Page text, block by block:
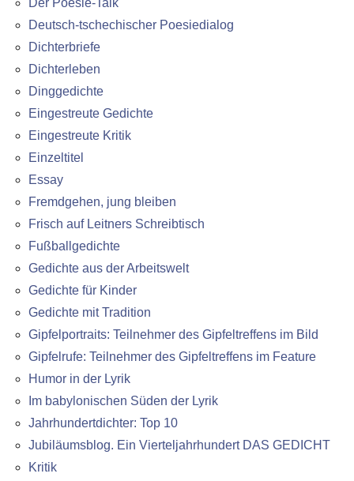
Deutsch-tschechischer Poesiedialog
Dichterbriefe
Dichterleben
Dinggedichte
Eingestreute Gedichte
Eingestreute Kritik
Einzeltitel
Essay
Fremdgehen, jung bleiben
Frisch auf Leitners Schreibtisch
Fußballgedichte
Gedichte aus der Arbeitswelt
Gedichte für Kinder
Gedichte mit Tradition
Gipfelportraits: Teilnehmer des Gipfeltreffens im Bild
Gipfelrufe: Teilnehmer des Gipfeltreffens im Feature
Humor in der Lyrik
Im babylonischen Süden der Lyrik
Jahrhundertdichter: Top 10
Jubiläumsblog. Ein Vierteljahrhundert DAS GEDICHT
Kritik